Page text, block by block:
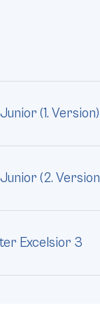
(1. Version)
(2.
Excelsior 3